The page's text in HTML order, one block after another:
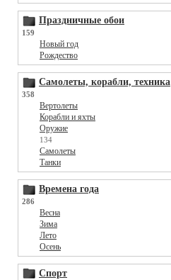
Праздничные обои
159
Новый год
Рождество
Самолеты, корабли, техника
358
Вертолеты
Корабли и яхты
Оружие
134
Самолеты
Танки
Времена года
286
Весна
Зима
Лето
Осень
Спорт